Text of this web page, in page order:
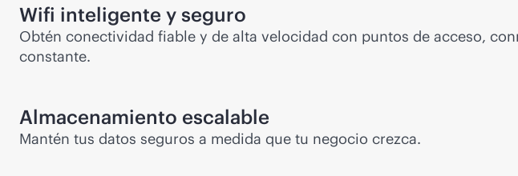
Wifi inteligente y seguro
Obtén conectividad fiable y de alta velocidad con puntos de acceso,
constante.
Almacenamiento escalable
Mantén tus datos seguros a medida que tu negocio crezca.